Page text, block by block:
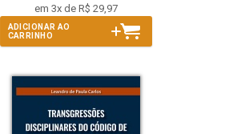
em 3x de R$ 29,97
ADICIONAR AO
CARRINHO